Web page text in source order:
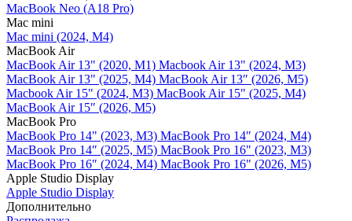
MacBook Neo (A18 Pro)
Mac mini
Mac mini (2024, M4)
MacBook Air
MacBook Air 13" (2020, M1) Macbook Air 13" (2024, M3)
MacBook Air 13" (2025, M4) MacBook Air 13″ (2026, M5)
Macbook Air 15" (2024, M3) MacBook Air 15" (2025, M4)
MacBook Air 15″ (2026, M5)
MacBook Pro
MacBook Pro 14" (2023, M3) MacBook Pro 14″ (2024, M4)
MacBook Pro 14″ (2025, M5) MacBook Pro 16" (2023, M3)
MacBook Pro 16″ (2024, M4) MacBook Pro 16" (2026, M5)
Apple Studio Display
Apple Studio Display
Дополнительно